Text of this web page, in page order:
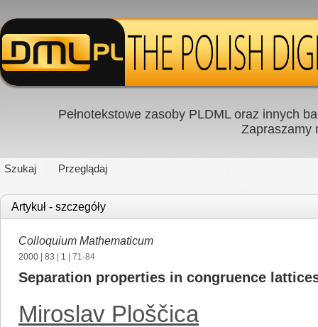
Pełnotekstowe zasoby PLDML oraz innych
Zapraszamy
Szukaj Przeglądaj
Artykuł - szczegóły
Colloquium Mathematicum
2000 83 1 | 71-84
Separation properties in congruence
Miroslav Ploščica